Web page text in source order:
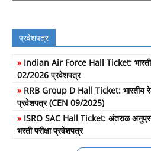
प्रवेशपत्र
» Indian Air Force Hall Ticket:
02/2026 प्रवेशपत्र
» RRB Group D Hall Ticket: भारतीय
प्रवेशपत्र (CEN 09/2025)
» ISRO SAC Hall Ticket: अंतराळ
भरती परीक्षा प्रवेशपत्र